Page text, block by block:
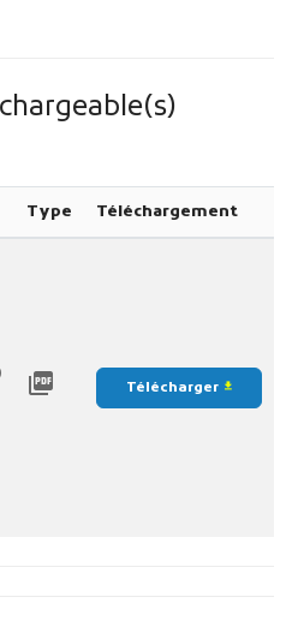
Type Téléchargement
picture_as_pdf Télécharger file_download